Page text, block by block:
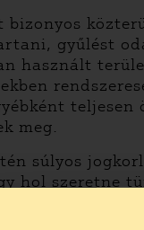
bizonyos
gyűlést
használt
meg.
súlyos
hol szeretne
használata a